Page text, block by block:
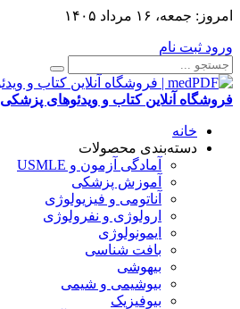
امروز: جمعه، ۱۶ مرداد ۱۴۰۵
ورود ثبت نام
فروشگاه آنلاین کتاب و ویدئوهای پزشکی
خانه
دسته‌بندی محصولات
آمادگی آزمون و USMLE
آموزش پزشکی
آناتومی و فیزیولوژی
ارولوژی و نفرولوژی
ایمونولوژی
بافت شناسی
بیهوشی
بیوشیمی و شیمی
بیوفیزیک